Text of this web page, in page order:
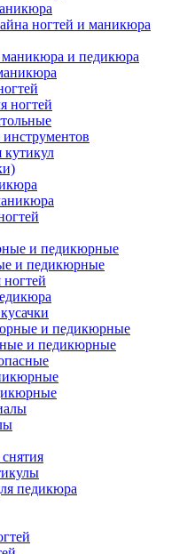
ногтей и маникюра
и педикюра
ногтей
и педикюрные
и педикюрные
педикюра